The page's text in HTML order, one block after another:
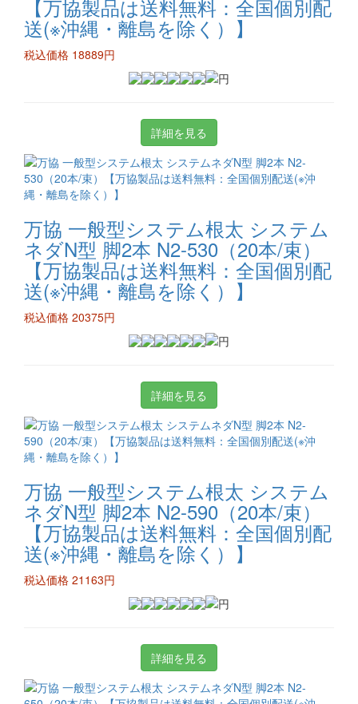
【万協製品は送料無料：全国個別配
送(※沖縄・離島を除く）】
税込価格 18889円
詳細を見る
万協 一般型システム根太 システム
ネダN型 脚2本 N2-530（20本/束）
【万協製品は送料無料：全国個別配
送(※沖縄・離島を除く）】
税込価格 20375円
詳細を見る
万協 一般型システム根太 システム
ネダN型 脚2本 N2-590（20本/束）
【万協製品は送料無料：全国個別配
送(※沖縄・離島を除く）】
税込価格 21163円
詳細を見る